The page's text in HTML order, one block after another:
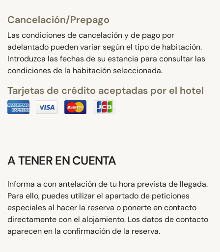
Cancelación/Prepago
Las condiciones de cancelación y de pago por
adelantado pueden variar según el tipo de habitación.
Introduzca las fechas de su estancia para consultar las
condiciones de la habitación seleccionada.
Tarjetas de crédito aceptadas por el hotel
A TENER EN CUENTA
Informa a con antelación de tu hora prevista de llegada.
Para ello, puedes utilizar el apartado de peticiones
especiales al hacer la reserva o ponerte en contacto
directamente con el alojamiento. Los datos de contacto
aparecen en la confirmación de la reserva.